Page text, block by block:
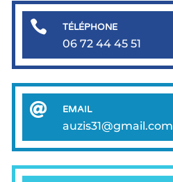
 TÉLÉPHONE
06 72 44 45 51
 EMAIL
auzis31@gmail.com